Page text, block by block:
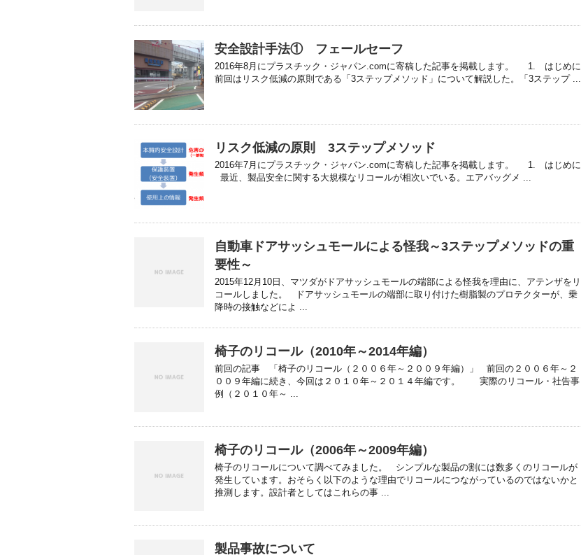
安全設計手法① フェールセーフ
2016年8月にプラスチック・ジャパン.comに寄稿した記事を掲載します。 1. はじめに
前回はリスク低減の原則である「3ステップメソッド」について解説した。「3ステップ ...
リスク低減の原則 3ステップメソッド
2016年7月にプラスチック・ジャパン.comに寄稿した記事を掲載します。 1. はじめに
最近、製品安全に関する大規模なリコールが相次いでいる。エアバッグメ ...
自動車ドアサッシュモールによる怪我～3ステップメソッドの重
要性～
2015年12月10日、マツダがドアサッシュモールの端部による怪我を理由に、アテンザをリ
コールしました。 ドアサッシュモールの端部に取り付けた樹脂製のプロテクターが、乗
降時の接触などによ ...
椅子のリコール（2010年～2014年編）
前回の記事 「椅子のリコール（２００６年～２００９年編）」 前回の２００６年～２
００９年編に続き、今回は２０１０年～２０１４年編です。 実際のリコール・社告事
例（２０１０年～ ...
椅子のリコール（2006年～2009年編）
椅子のリコールについて調べてみました。 シンプルな製品の割には数多くのリコールが
発生しています。おそらく以下のような理由でリコールにつながっているのではないかと
推測します。設計者としてはこれらの事 ...
製品事故について